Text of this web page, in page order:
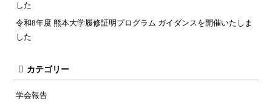
した
令和8年度 熊本大学履修証明プログラム ガイダンスを開催いたしま
した
カテゴリー
学会報告